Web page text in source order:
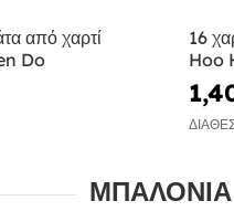
από χαρτί
Do
16
Hoo
ΜΠΑΛΌΝΙΑ